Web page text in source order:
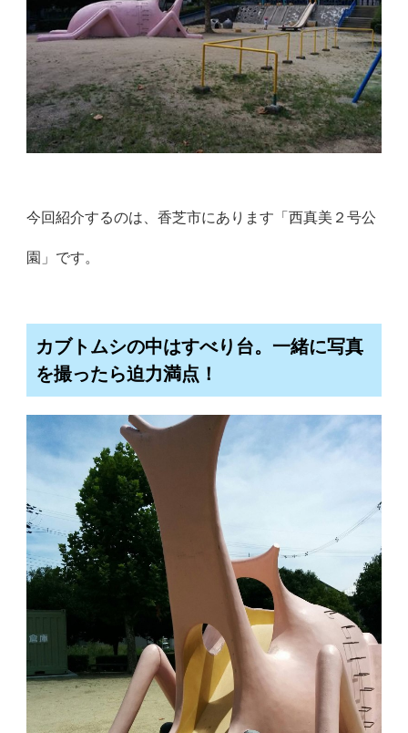
今回紹介するのは、香芝市にあります「西真美２号公
園」です。
カブトムシの中はすべり台。一緒に写真
を撮ったら迫力満点！